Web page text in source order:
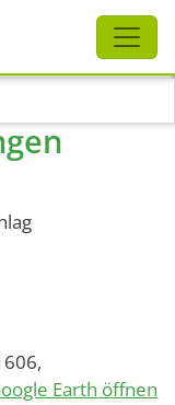
Earth öffnen
Schliessen